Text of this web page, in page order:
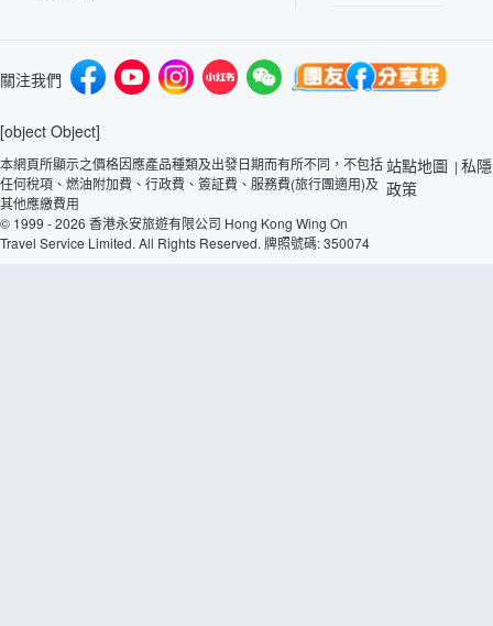
關注我們
[object Object]
本網頁所顯示之價格因應產品種類及出發日期而有所不同，不包括
任何稅項、燃油附加費、行政費、簽証費、服務費(旅行團適用)及
其他應繳費用
© 1999 - 2026 香港永安旅遊有限公司 Hong Kong Wing On
Travel Service Limited. All Rights Reserved. 牌照號碼: 350074
站點地圖 | 私隱
政策